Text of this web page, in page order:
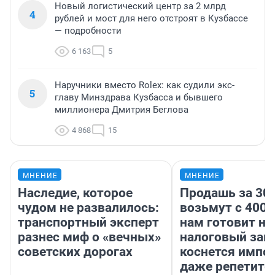
4
Новый логистический центр за 2 млрд
рублей и мост для него отстроят в Кузбассе
— подробности
6 163 5
5
Наручники вместо Rolex: как судили экс-
главу Минздрава Кузбасса и бывшего
миллионера Дмитрия Беглова
4 868 15
МНЕНИЕ
Наследие, которое
чудом не развалилось:
транспортный эксперт
разнес миф о «вечных»
советских дорогах
МНЕНИЕ
Продашь за
возьмут с
нам готовит
налоговый
коснется
даже